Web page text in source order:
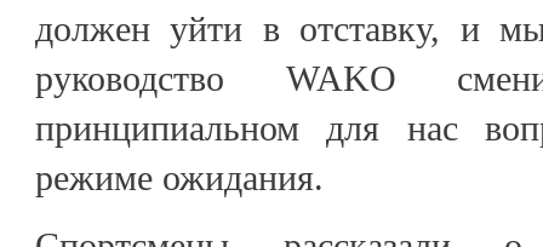
должен уйти в отставку, и
руководство WAKO
принципиальном для нас
режиме ожидания.